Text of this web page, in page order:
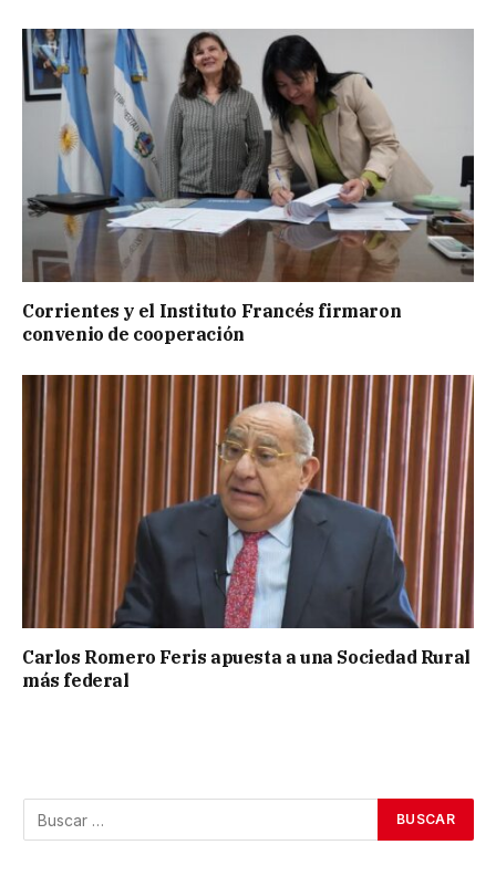
Corrientes y el Instituto Francés firmaron
convenio de cooperación
Carlos Romero Feris apuesta a una Sociedad Rural
más federal